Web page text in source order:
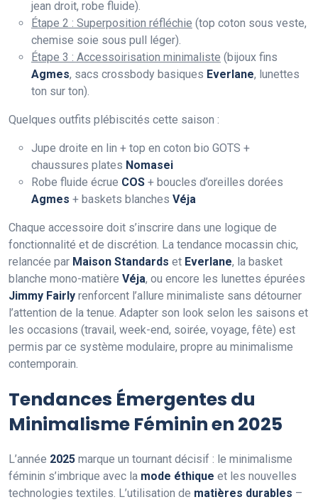
jean droit, robe fluide).
Étape 2 : Superposition réfléchie (top coton sous veste,
chemise soie sous pull léger).
Étape 3 : Accessoirisation minimaliste (bijoux fins
Agmes, sacs crossbody basiques Everlane, lunettes
ton sur ton).
Quelques outfits plébiscités cette saison :
Jupe droite en lin + top en coton bio GOTS +
chaussures plates Nomasei
Robe fluide écrue COS + boucles d’oreilles dorées
Agmes + baskets blanches Véja
Chaque accessoire doit s’inscrire dans une logique de
fonctionnalité et de discrétion. La tendance mocassin chic,
relancée par Maison Standards et Everlane, la basket
blanche mono-matière Véja, ou encore les lunettes épurées
Jimmy Fairly renforcent l’allure minimaliste sans détourner
l’attention de la tenue. Adapter son look selon les saisons et
les occasions (travail, week-end, soirée, voyage, fête) est
permis par ce système modulaire, propre au minimalisme
contemporain.
Tendances Émergentes du
Minimalisme Féminin en 2025
L’année 2025 marque un tournant décisif : le minimalisme
féminin s’imbrique avec la mode éthique et les nouvelles
technologies textiles. L’utilisation de matières durables –